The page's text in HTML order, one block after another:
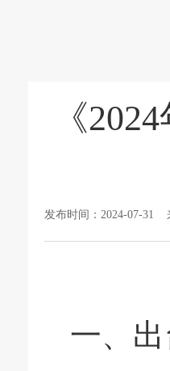
《
发布时间：2024-07-31
一、